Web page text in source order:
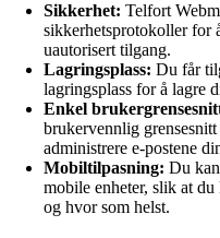
Sikkerhet: Telfort
sikkerhetsprotokoller for
uautorisert tilgang.
Lagringsplass: Du får
lagringsplass for å lagre
Enkel
brukervennlig
administrere e-postene
Mobiltilpasning: Du
mobile enheter, slik at
og hvor som helst.